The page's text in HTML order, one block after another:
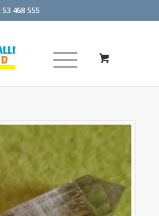
53 468 555